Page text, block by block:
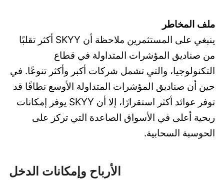
ملف المخاطر
ينبغي على المستثمرين ملاحظة أن SKYY أكثر تقلبًا
من صناديق المؤشرات المتداولة في قطاع
التكنولوجيا، والتي تشمل شركات أكبر وأكثر تنوعًا. في
حين أن صناديق المؤشرات المتداولة الأوسع نطاقًا قد
توفر عوائد أكثر استقرارًا، إلا أن SKYY يوفر إمكانات
ربحية أعلى في الأسواق الصاعدة التي تركز على
الحوسبة السحابية.
الأرباح وإمكانات الدخل